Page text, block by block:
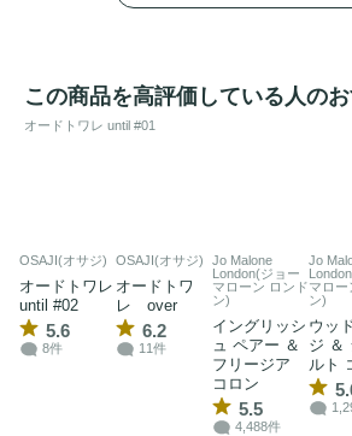
この商品を高評価している人の
オードトワレ until #01
OSAJI(オサジ)
オードトワレ
until #02
5.6
8件
OSAJI(オサジ)
オードトワ
レ over
6.2
11件
Jo Malone
London(ジョー
マローン ロンド
ン)
イングリッシ
ュ ペアー ＆
フリージア
コロン
5.5
4,488件
Jo
マロー
ン)
ウッ
ジ ＆
ルト